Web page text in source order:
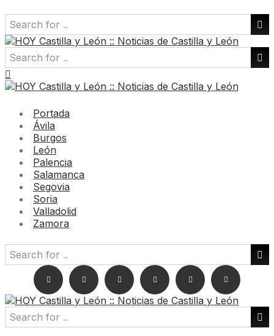
Portada
Ávila
Burgos
León
Palencia
Salamanca
Segovia
Soria
Valladolid
Zamora